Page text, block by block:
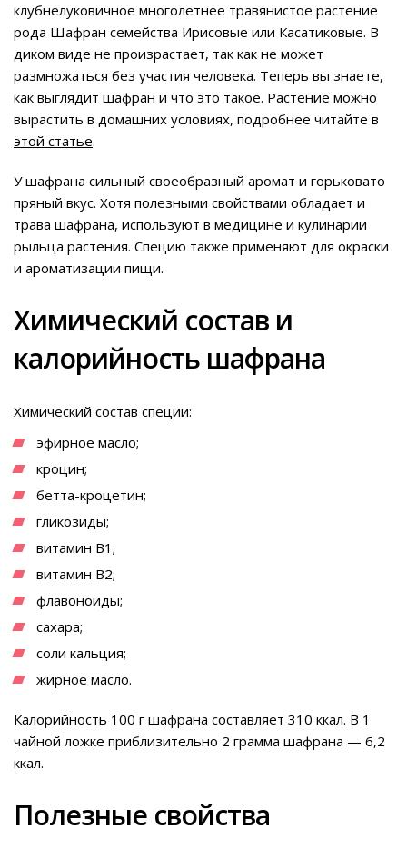
клубнелуковичное многолетнее травянистое растение
рода Шафран семейства Ирисовые или Касатиковые. В
диком виде не произрастает, так как не может
размножаться без участия человека. Теперь вы знаете,
как выглядит шафран и что это такое. Растение можно
вырастить в домашних условиях, подробнее читайте в
этой статье.
У шафрана сильный своеобразный аромат и горьковато
пряный вкус. Хотя полезными свойствами обладает и
трава шафрана, используют в медицине и кулинарии
рыльца растения. Специю также применяют для окраски
и ароматизации пищи.
Химический состав и
калорийность шафрана
Химический состав специи:
эфирное масло;
кроцин;
бетта-кроцетин;
гликозиды;
витамин В1;
витамин В2;
флавоноиды;
сахара;
соли кальция;
жирное масло.
Калорийность 100 г шафрана составляет 310 ккал. В 1
чайной ложке приблизительно 2 грамма шафрана — 6,2
ккал.
Полезные свойства